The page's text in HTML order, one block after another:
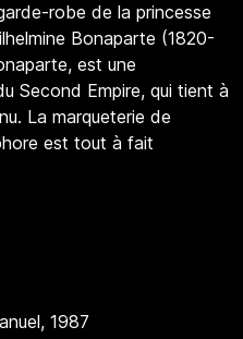
robe de la princesse
Bonaparte (1820-
est une
Second Empire, qui tient à
La marqueterie de
est tout à fait
1987